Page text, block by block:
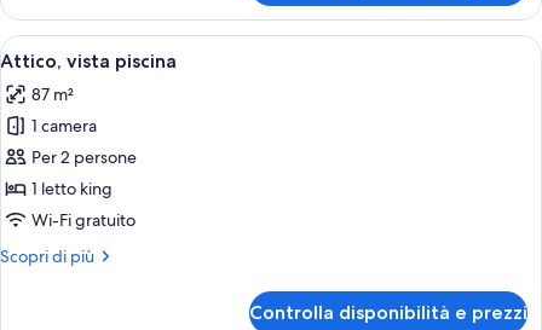
Garden)
Deluxe
con
2
singoli
(Private
Garden)
Apri
tutte
le
foto
per
Attico,
vista
Un balcone con vasca
11
Attico, vista piscina
87 m²
1 camera
Per 2 persone
1 letto king
Wi-Fi gratuito
Scopri di più
Altri
Controlla disponibilità e prezzi